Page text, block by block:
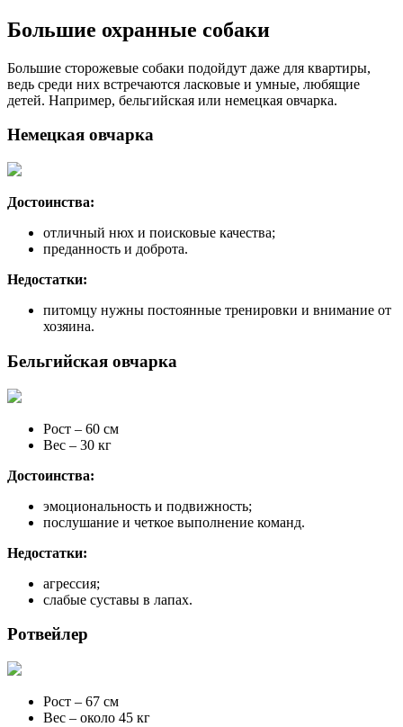
Большие охранные собаки
Большие сторожевые собаки подойдут даже для квартиры,
ведь среди них встречаются ласковые и умные, любящие
детей. Например, бельгийская или немецкая овчарка.
Немецкая овчарка
Достоинства:
отличный нюх и поисковые качества;
преданность и доброта.
Недостатки:
питомцу нужны постоянные тренировки и внимание от
хозяина.
Бельгийская овчарка
Рост – 60 см
Вес – 30 кг
Достоинства:
эмоциональность и подвижность;
послушание и четкое выполнение команд.
Недостатки:
агрессия;
слабые суставы в лапах.
Ротвейлер
Рост – 67 см
Вес – около 45 кг